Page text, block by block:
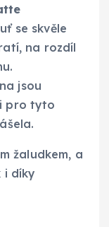
se skvěle
na rozdíl
jsou
pro tyto
žaludkem, a
i díky